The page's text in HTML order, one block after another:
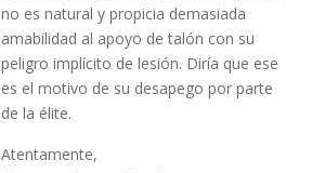
no es natural y propicia demasiada
amabilidad al apoyo de talón con su
peligro implícito de lesión. Diría que ese
es el motivo de su desapego por parte
de la élite.
Atentamente,